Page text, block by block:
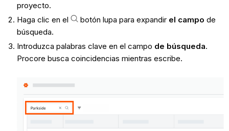
proyecto.
Haga clic en el
botón lupa para expandir el campo de
búsqueda.
Introduzca palabras clave en el campo de búsqueda.
Procore busca coincidencias mientras escribe.